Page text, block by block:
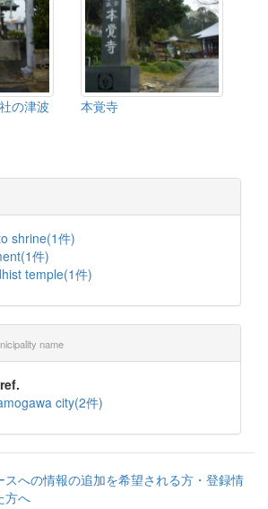
の津波
本覚寺
shrine(1件)
件)
temple(1件)
name
city(2件)
への情報の追加を希望される方・登録情
方へ